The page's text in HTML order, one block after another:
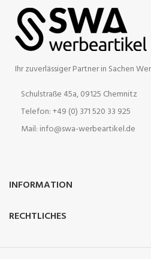
Ihr zuverlässiger Partner in Sachen
Schulstraße 45a, 09125 Chemnitz
Telefon: +49 (0) 371 520 33 925
Mail: info@swa-werbeartikel.de
INFORMATION
RECHTLICHES